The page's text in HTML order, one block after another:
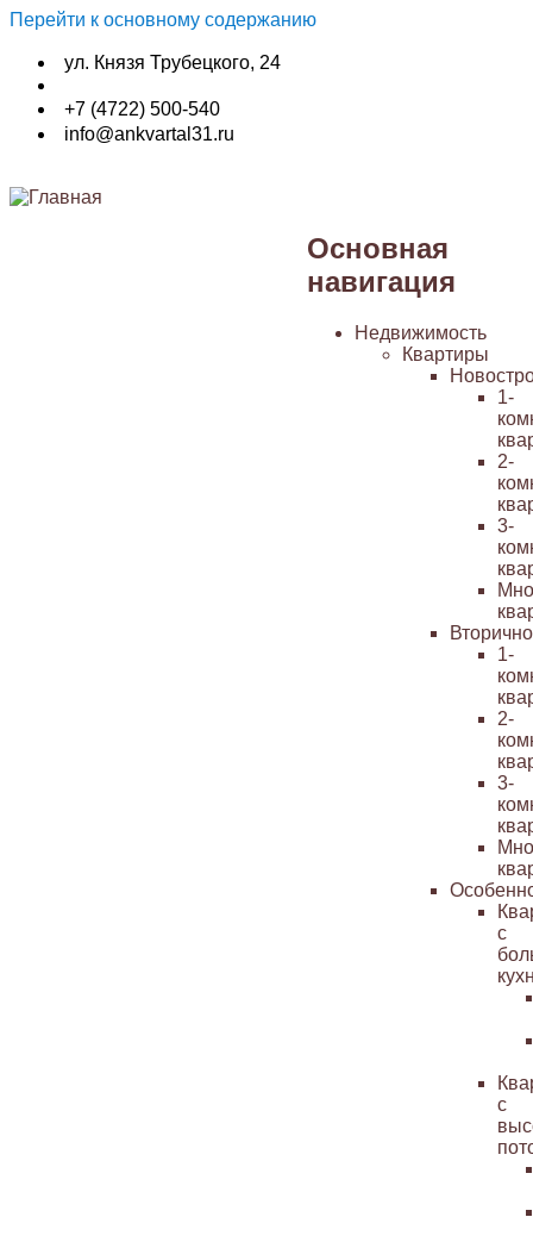
Перейти к основному содержанию
ул. Князя Трубецкого, 24
+7 (4722) 500-540
info@ankvartal31.ru
Основная
навигация
Недвижимость
Квартиры
1-
2-
3-
1-
2-
3-
с
с